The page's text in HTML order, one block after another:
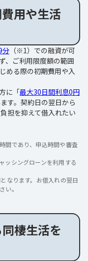
用や生活
分 （※1）での融資が可
、ご利用限度額の範囲
める際の初期費用や入
に「最大30日間利息0円
す。契約日の翌日から
担を抑えて借入れたい
間であり、申込時間や審査
ッシングローンを利用する
なります。お借入れの翌日
い。
棲生活を